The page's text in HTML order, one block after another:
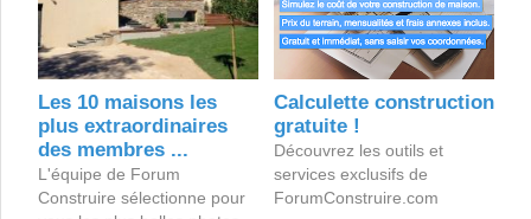
Les 10 maisons les
plus extraordinaires
des membres ...
L'équipe de Forum
Construire sélectionne pour
Calculette construction
gratuite !
Découvrez les outils et
services exclusifs de
ForumConstruire.com